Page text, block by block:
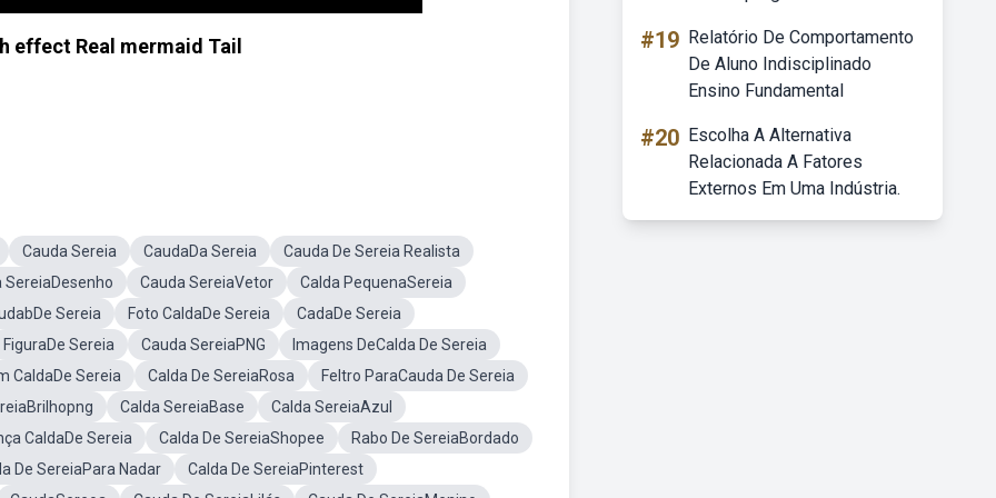
effect Real mermaid Tail
Cauda Sereia CaudaDa Sereia
Cauda De Sereia Realista
SereiaDesenho
Cauda SereiaVetor
Calda PequenaSereia
Sereia
Foto CaldaDe Sereia
CadaDe Sereia
FiguraDe Sereia
Cauda SereiaPNG
Imagens DeCalda De Sereia
CaldaDe Sereia
Calda De SereiaRosa
Feltro ParaCauda De Sereia
Calda SereiaBase
Calda SereiaAzul
CaldaDe Sereia
Calda De SereiaShopee
Rabo De SereiaBordado
De SereiaPara Nadar
Calda De SereiaPinterest
#19 Relatório De Comportamento
De Aluno Indisciplinado
Ensino Fundamental
#20 Escolha A Alternativa
Relacionada A Fatores
Externos Em Uma Indústria.